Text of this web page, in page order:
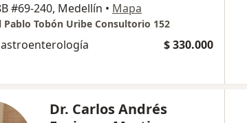
#69-240, Medellín • Mapa
Pablo Tobón Uribe Consultorio 152
$ 330.000
Dr. Carlos Andrés